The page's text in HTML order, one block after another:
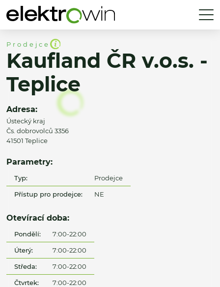
Prodejce
Kaufland ČR v.o.s. -
Teplice
Adresa:
Ústecký kraj
Čs. dobrovolců 3356
41501 Teplice
Parametry:
Typ: Prodejce
Přístup pro prodejce: NE
Otevírací doba:
Pondělí: 7:00-22:00
Úterý: 7:00-22:00
Středa: 7:00-22:00
Čtvrtek: 7:00-22:00